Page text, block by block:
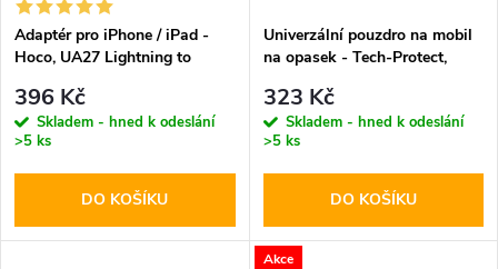
Adaptér pro iPhone / iPad -
Hoco, UA27 Lightning to
396 Kč
Skladem - hned k odeslání
>5 ks
DO KOŠÍKU
Univerzální pouzdro na mobil
na opasek - Tech-Protect,
323 Kč
Skladem - hned k odeslání
>5 ks
DO KOŠÍKU
Akce